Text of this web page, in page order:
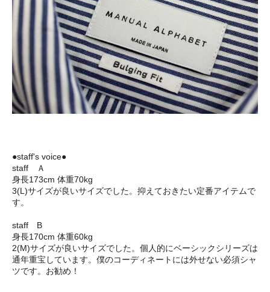
●staff's voice●
staff Ａ
身長173cm 体重70kg
3(L)サイズが良いサイズでした。抑えておきたい定番アイテムで
す。
staff B
身長170cm 体重60kg
2(M)サイズが良いサイズでした。個人的にベーシックシリーズは
通年重宝しています。僕のコーディネートには外せない必須シャ
ツです。お勧め！